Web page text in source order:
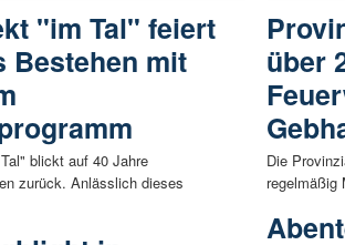
"im Tal" feiert
Bestehen mit
blickt auf 40 Jahre
zurück. Anlässlich dieses
über
Die
regelmäßig